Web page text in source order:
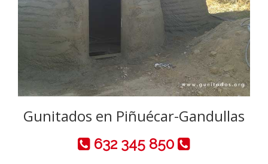
Gunitados en Piñuécar-Gandullas
632 345 850